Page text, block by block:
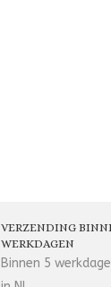
VERZENDING
WERKDAGEN
Binnen 5